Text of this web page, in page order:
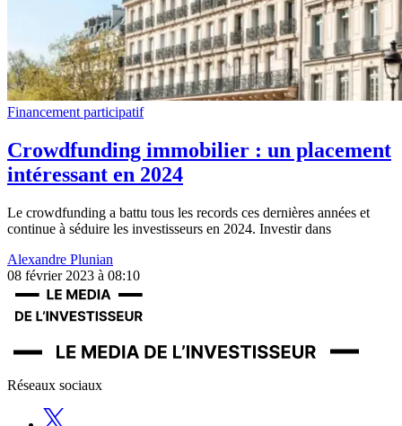
Financement participatif
Crowdfunding immobilier : un placement
intéressant en 2024
Le crowdfunding a battu tous les records ces dernières années et
continue à séduire les investisseurs en 2024. Investir dans
Alexandre Plunian
08 février 2023 à 08:10
Réseaux sociaux